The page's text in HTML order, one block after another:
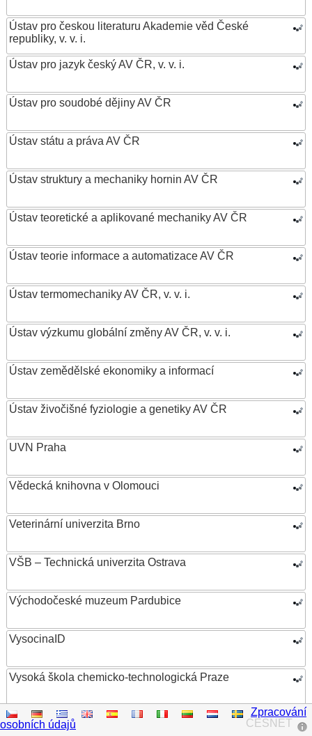
Ústav pro českou literaturu Akademie věd České
republiky, v. v. i.
Ústav pro jazyk český AV ČR, v. v. i.
Ústav pro soudobé dějiny AV ČR
Ústav státu a práva AV ČR
Ústav struktury a mechaniky hornin AV ČR
Ústav teoretické a aplikované mechaniky AV ČR
Ústav teorie informace a automatizace AV ČR
Ústav termomechaniky AV ČR, v. v. i.
Ústav výzkumu globální změny AV ČR, v. v. i.
Ústav zemědělské ekonomiky a informací
Ústav živočišné fyziologie a genetiky AV ČR
UVN Praha
Vědecká knihovna v Olomouci
Veterinární univerzita Brno
VŠB – Technická univerzita Ostrava
Východočeské muzeum Pardubice
VysocinaID
Vysoká škola chemicko-technologická Praze
Vysoká škola ekonomická v Praze
CESNET
Zpracování
osobních údajů